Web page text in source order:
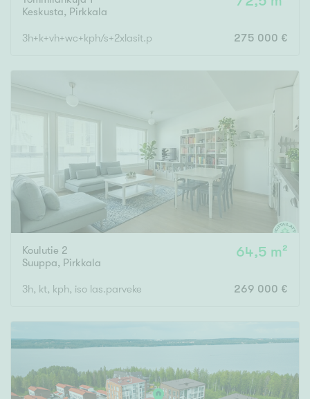
Keskusta, Pirkkala
3h+k+vh+wc+kph/s+2xlasit.p 275 000 €
Koulutie 2
Suuppa, Pirkkala
64,5 m²
3h, kt, kph, iso las.parveke 269 000 €